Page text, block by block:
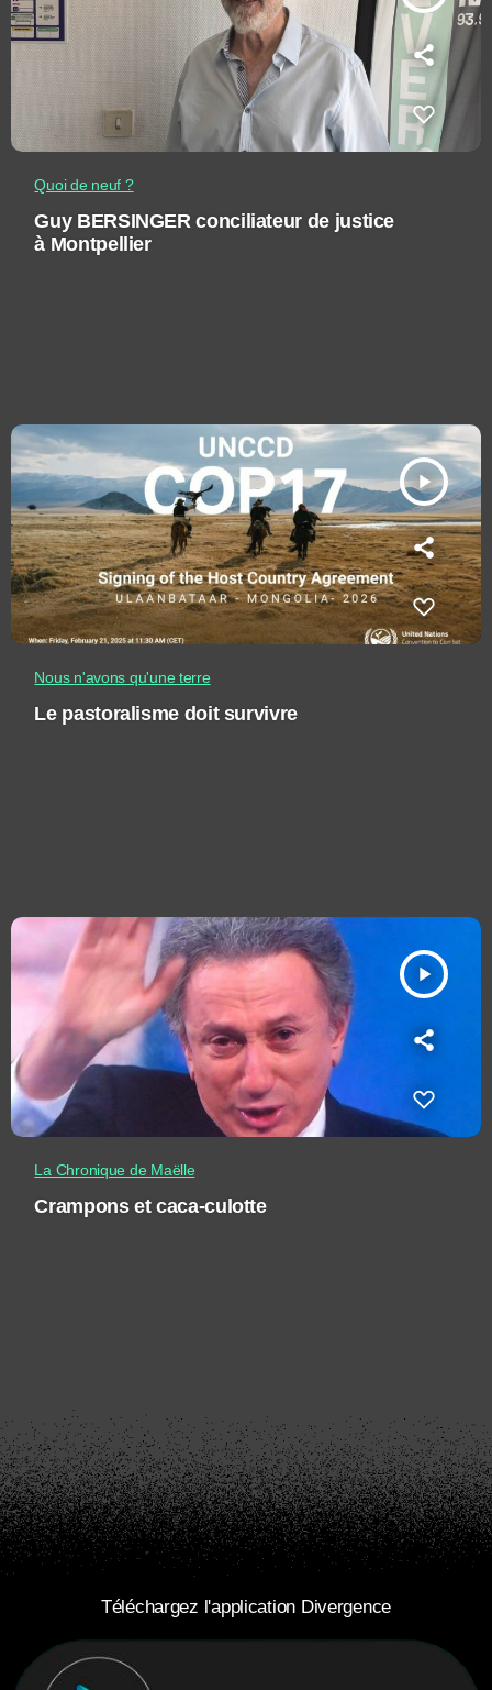
Quoi de neuf ?
Guy BERSINGER conciliateur de justice
à Montpellier
play_arrow
Nous n'avons qu'une terre
Le pastoralisme doit survivre
play_arrow
La Chronique de Maëlle
Crampons et caca-culotte
Téléchargez l'application Divergence